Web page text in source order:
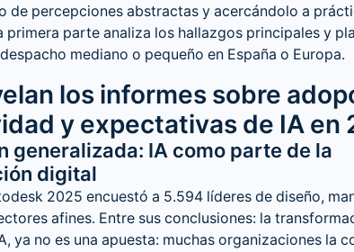
de percepciones abstractas y acercándolo a
primera parte analiza los hallazgos principales y
mediano o pequeño en España o Europa.
los informes sobre
y expectativas de IA en
generalizada: IA como parte de la
digital
2025 encuestó a 5.594 líderes de diseño,
afines. Entre sus conclusiones: la
ya no es una apuesta: muchas organizaciones la